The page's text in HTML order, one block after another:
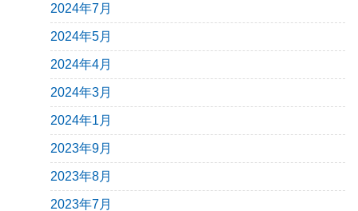
2024年7月
2024年5月
2024年4月
2024年3月
2024年1月
2023年9月
2023年8月
2023年7月